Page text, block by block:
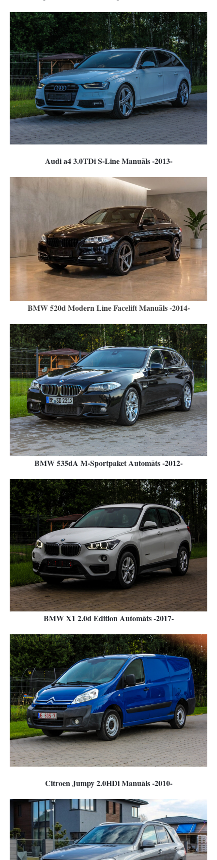
Audi a4 3.0TDi S-Line Manuāls -2013-
BMW 520d Modern Line Facelift Manuāls -2014-
BMW 535dA M-Sportpaket Automāts -2012-
BMW X1 2.0d Edition Automāts -2017-
Citroen Jumpy 2.0HDi Manuāls -2010-